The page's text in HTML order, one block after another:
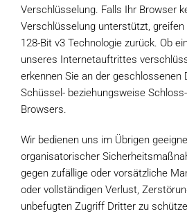
Verschlüsselung. Falls Ihr Browser
Verschlüsselung unterstützt,
128-Bit v3 Technologie zurück. Ob
unseres Internetauftrittes
erkennen Sie an der geschlossenen
Schüssel- beziehungsweise
Browsers.
Wir bedienen uns im Übrigen
organisatorischer
gegen zufällige oder vorsätzliche
oder vollständigen Verlust,
unbefugten Zugriff Dritter zu